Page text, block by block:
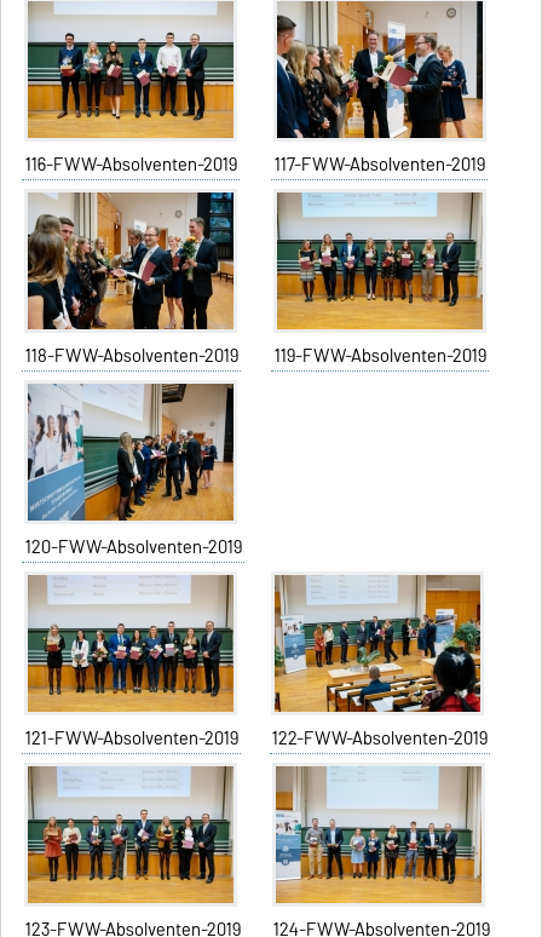
116-FWW-Absolventen-2019 117-FWW-Absolventen-2019
118-FWW-Absolventen-2019 119-FWW-Absolventen-2019
120-FWW-Absolventen-2019
121-FWW-Absolventen-2019 122-FWW-Absolventen-2019
123-FWW-Absolventen-2019 124-FWW-Absolventen-2019